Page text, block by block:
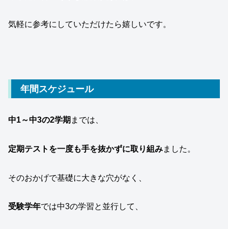
気軽に参考にしていただけたら嬉しいです。
年間スケジュール
中1～中3の2学期 までは、
定期テストを一度も手を抜かずに取り組みました。
そのおかげで基礎に大きな穴がなく、
受験学年では中3の学習と並行して、